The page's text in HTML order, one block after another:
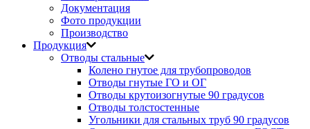
Документация
Фото продукции
Производство
Продукция
Отводы стальные
Колено гнутое для трубопроводов
Отводы гнутые ГО и ОГ
Отводы крутоизогнутые 90 градусов
Отводы толстостенные
Угольники для стальных труб 90 градусов